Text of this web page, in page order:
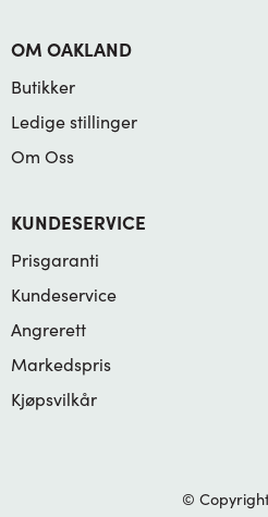
OM OAKLAND
Butikker
Ledige stillinger
Om Oss
KUNDESERVICE
Prisgaranti
Kundeservice
Angrerett
Markedspris
Kjøpsvilkår
©